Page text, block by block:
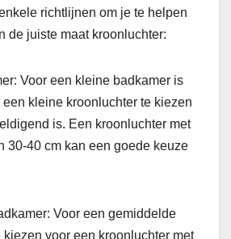
richtlijnen om je te helpen
de juiste maat kroonluchter:
Voor een kleine badkamer is
een kleine kroonluchter te kiezen
is. Een kroonluchter met
30-40 cm kan een goede keuze
Voor een gemiddelde
kiezen voor een kroonluchter met